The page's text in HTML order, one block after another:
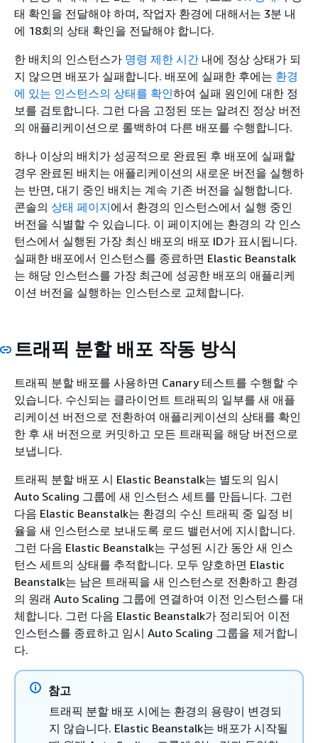
태 확인을 전달해야 하며, 작업자 환경에 대해서는 3분 내
에 18회의 상태 확인을 전달해야 합니다.
한 배치의 인스턴스가 명령 제한 시간 내에 정상 상태가 되
지 않으면 배포가 실패합니다. 배포에 실패한 후에는 환경
에 있는 인스턴스의 상태를 확인하여 실패 원인에 대한 정
보를 검토합니다. 그런 다음 고정된 또는 알려진 정상 버전
의 애플리케이션으로 롤백하여 다른 배포를 수행합니다.
하나 이상의 배치가 성공적으로 완료된 후 배포에 실패할
경우 완료된 배치는 애플리케이션의 새로운 버전을 실행하
는 반면, 대기 중인 배치는 계속 기존 버전을 실행합니다.
콘솔의 상태 페이지에서 환경의 인스턴스에서 실행 중인
버전을 식별할 수 있습니다. 이 페이지에는 환경의 각 인스
턴스에서 실행된 가장 최신 배포의 배포 ID가 표시됩니다.
실패한 배포에서 인스턴스를 종료하면 Elastic Beanstalk
는 해당 인스턴스를 가장 최근에 성공한 배포의 애플리케
이션 버전을 실행하는 인스턴스로 교체합니다.
트래픽 분할 배포 작동 방식
트래픽 분할 배포를 사용하면 Canary 테스트를 수행할 수
있습니다. 수신되는 클라이언트 트래픽의 일부를 새 애플
리케이션 버전으로 전환하여 애플리케이션의 상태를 확인
한 후 새 버전으로 커밋하고 모든 트래픽을 해당 버전으로
보냅니다.
트래픽 분할 배포 시 Elastic Beanstalk는 별도의 임시
Auto Scaling 그룹에 새 인스턴스 세트를 만듭니다. 그런
다음 Elastic Beanstalk는 환경의 수신 트래픽 중 일정 비
율을 새 인스턴스로 보내도록 로드 밸런서에 지시합니다.
그런 다음 Elastic Beanstalk는 구성된 시간 동안 새 인스
턴스 세트의 상태를 추적합니다. 모두 양호하면 Elastic
Beanstalk는 남은 트래픽을 새 인스턴스로 전환하고 환경
의 원래 Auto Scaling 그룹에 연결하여 이전 인스턴스를 대
체합니다. 그런 다음 Elastic Beanstalk가 정리되어 이전
인스턴스를 종료하고 임시 Auto Scaling 그룹을 제거합니
다.
참고
트래픽 분할 배포 시에는 환경의 용량이 변경되
지 않습니다. Elastic Beanstalk는 배포가 시작될